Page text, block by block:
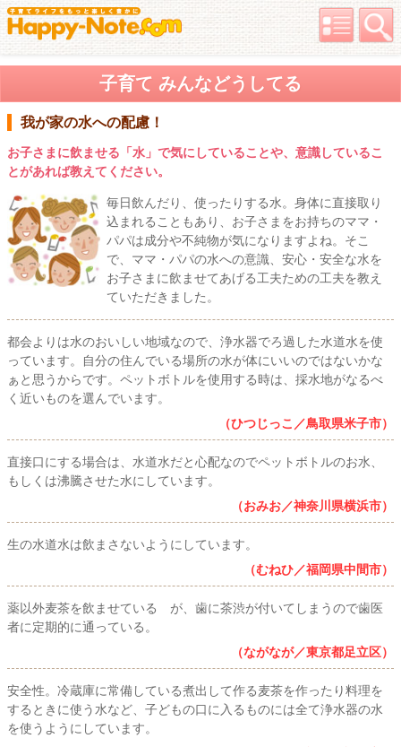
子育て みんなどうしてる
我が家の水への配慮！
お子さまに飲ませる「水」で気にしていることや、意識しているこ
とがあれば教えてください。
毎日飲んだり、使ったりする水。身体に直接取り
込まれることもあり、お子さまをお持ちのママ・
パパは成分や不純物が気になりますよね。そこ
で、ママ・パパの水への意識、安心・安全な水を
お子さまに飲ませてあげる工夫ための工夫を教え
ていただきました。
都会よりは水のおいしい地域なので、浄水器でろ過した水道水を使
っています。自分の住んでいる場所の水が体にいいのではないかな
ぁと思うからです。ペットボトルを使用する時は、採水地がなるべ
く近いものを選んでいます。
（ひつじっこ／鳥取県米子市）
直接口にする場合は、水道水だと心配なのでペットボトルのお水、
もしくは沸騰させた水にしています。
（おみお／神奈川県横浜市）
生の水道水は飲まさないようにしています。
（むねひ／福岡県中間市）
薬以外麦茶を飲ませている が、歯に茶渋が付いてしまうので歯医
者に定期的に通っている。
（ながなが／東京都足立区）
安全性。冷蔵庫に常備している煮出して作る麦茶を作ったり料理を
するときに使う水など、子どもの口に入るものには全て浄水器の水
を使うようにしています。